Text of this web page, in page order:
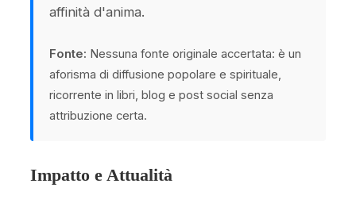
affinità d'anima.
Fonte: Nessuna fonte originale accertata: è un
aforisma di diffusione popolare e spirituale,
ricorrente in libri, blog e post social senza
attribuzione certa.
Impatto e Attualità